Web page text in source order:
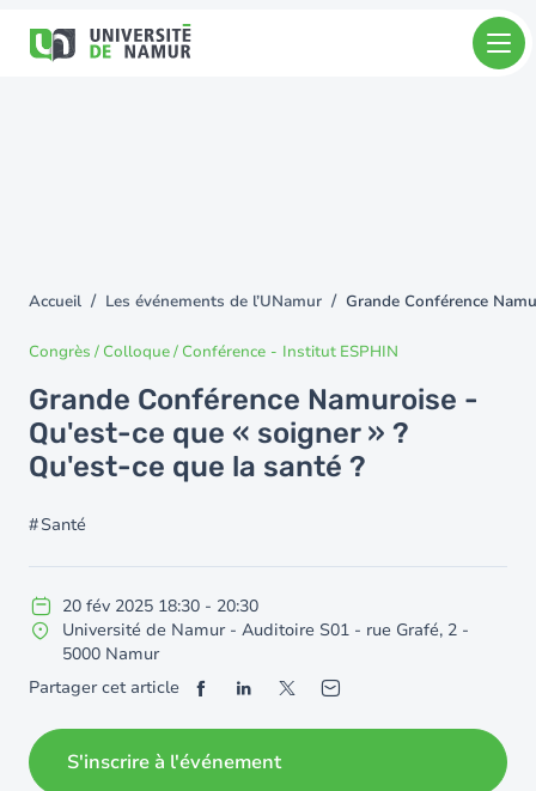
You
here
Accueil Les événements de l’UNamur Grande Conférence
Congrès / Colloque / Conférence - Institut ESPHIN
Grande Conférence Namuroise -
Qu'est-ce que « soigner » ?
Qu'est-ce que la santé ?
Santé
20 fév 2025 18:30 - 20:30
Université de Namur - Auditoire S01 - rue Grafé, 2 -
5000 Namur
Partager cet article
S'inscrire à l'événement